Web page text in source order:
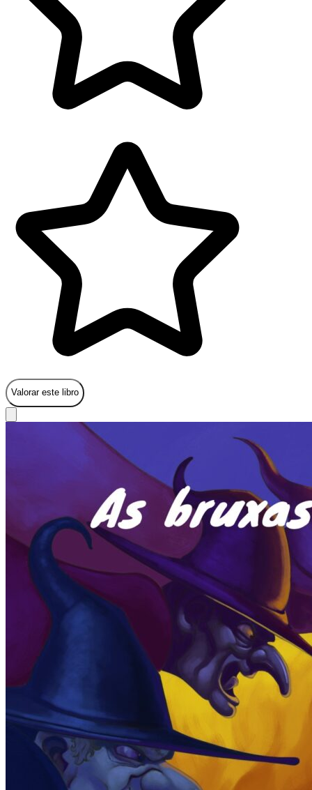
Valorar este libro